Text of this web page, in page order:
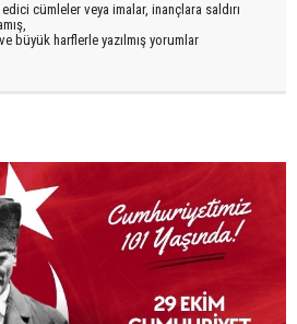
cümleler veya imalar, inançlara saldırı
büyük harflerle yazılmış yorumlar